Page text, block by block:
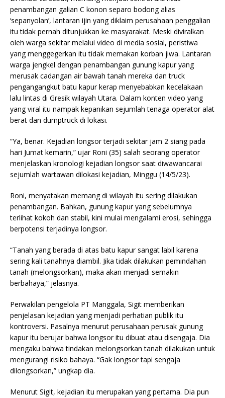
penambangan galian C konon separo bodong alias
‘sepanyolan’, lantaran ijin yang diklaim perusahaan penggalian
itu tidak pernah ditunjukkan ke masyarakat. Meski diviralkan
oleh warga sekitar melalui video di media sosial, peristiwa
yang menggegerkan itu tidak memakan korban jiwa. Lantaran
warga jengkel dengan penambangan gunung kapur yang
merusak cadangan air bawah tanah mereka dan truck
pengangangkut batu kapur kerap menyebabkan kecelakaan
lalu lintas di Gresik wilayah Utara. Dalam konten video yang
yang viral itu nampak kepanikan sejumlah tenaga operator alat
berat dan dumptruck di lokasi.
“Ya, benar. Kejadian longsor terjadi sekitar jam 2 siang pada
hari Jumat kemarin,” ujar Roni (35) salah seorang operator
menjelaskan kronologi kejadian longsor saat diwawancarai
sejumlah wartawan dilokasi kejadian, Minggu (14/5/23).
Roni, menyatakan memang di wilayah itu sering dilakukan
penambangan. Bahkan, gunung kapur yang sebelumnya
terlihat kokoh dan stabil, kini mulai mengalami erosi, sehingga
berpotensi terjadinya longsor.
“Tanah yang berada di atas batu kapur sangat labil karena
sering kali tanahnya diambil. Jika tidak dilakukan pemindahan
tanah (melongsorkan), maka akan menjadi semakin
berbahaya,” jelasnya.
Perwakilan pengelola PT Manggala, Sigit memberikan
penjelasan kejadian yang menjadi perhatian publik itu
kontroversi. Pasalnya menurut perusahaan perusak gunung
kapur itu berujar bahwa longsor itu dibuat atau disengaja. Dia
mengaku bahwa tindakan melongsorkan tanah dilakukan untuk
mengurangi risiko bahaya. “Gak longsor tapi sengaja
dilongsorkan,” ungkap dia.
Menurut Sigit, kejadian itu merupakan yang pertama. Dia pun